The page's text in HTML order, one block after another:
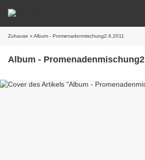
Zuhause » Album - Promenadenmischung2.6.2011
Album -